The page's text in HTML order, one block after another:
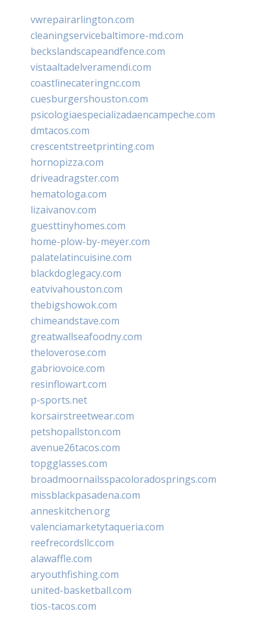
vwrepairarlington.com
cleaningservicebaltimore-md.com
beckslandscapeandfence.com
vistaaltadelveramendi.com
coastlinecateringnc.com
cuesburgershouston.com
psicologiaespecializadaencampeche.com
dmtacos.com
crescentstreetprinting.com
hornopizza.com
driveadragster.com
hematologa.com
lizaivanov.com
guesttinyhomes.com
home-plow-by-meyer.com
palatelatincuisine.com
blackdoglegacy.com
eatvivahouston.com
thebigshowok.com
chimeandstave.com
greatwallseafoodny.com
theloverose.com
gabriovoice.com
resinflowart.com
p-sports.net
korsairstreetwear.com
petshopallston.com
avenue26tacos.com
topgglasses.com
broadmoornailsspacoloradosprings.com
missblackpasadena.com
anneskitchen.org
valenciamarketytaqueria.com
reefrecordsllc.com
alawaffle.com
aryouthfishing.com
united-basketball.com
tios-tacos.com